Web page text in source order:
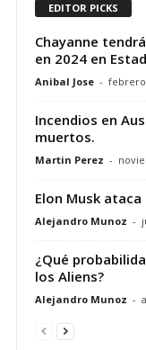
EDITOR PICKS
Chayanne
en 2024 en
Anibal Jose - febrero
Incendios en
muertos.
Martin Perez -
Elon Musk
Alejandro Munoz -
¿Qué
los Aliens?
Alejandro Munoz -